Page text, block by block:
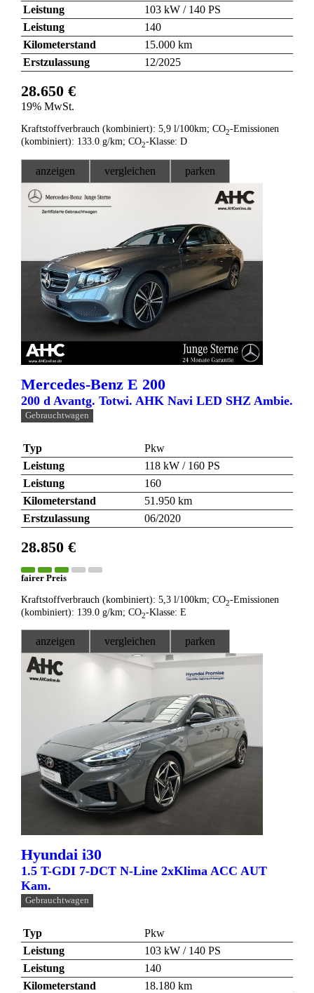
Leistung
103 kW / 140 PS
Leistung
140
Kilometerstand
15.000 km
Erstzulassung
12/2025
28.650 €
19% MwSt.
Kraftstoffverbrauch (kombiniert): 5,9 l/100km; CO2-Emissionen
(kombiniert): 133.0 g/km; CO2-Klasse: D
anzeigen vergleichen parken
Mercedes-Benz E 200
200 d Avantg. Totwi. AHK Navi LED SHZ Ambie.
Gebrauchtwagen
Typ
Pkw
Leistung
118 kW / 160 PS
Leistung
160
Kilometerstand
51.950 km
Erstzulassung
06/2020
28.850 €
fairer Preis
Kraftstoffverbrauch (kombiniert): 5,3 l/100km; CO2-Emissionen
(kombiniert): 139.0 g/km; CO2-Klasse: E
anzeigen vergleichen parken
Hyundai i30
1.5 T-GDI 7-DCT N-Line 2xKlima ACC AUT
Kam.
Gebrauchtwagen
Typ
Pkw
Leistung
103 kW / 140 PS
Leistung
140
Kilometerstand
18.180 km